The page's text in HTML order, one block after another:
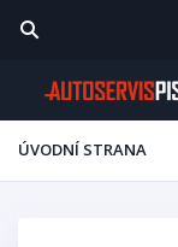
ÚVODNÍ STRANA